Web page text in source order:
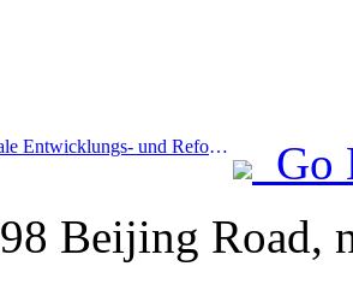
Prev:Die Nationale Entwicklungs- und Reformkommission hat die erste Charge von 49 hochwertigen Outdoor-Sportzielen veröffentlicht
Go
Beijing Road,